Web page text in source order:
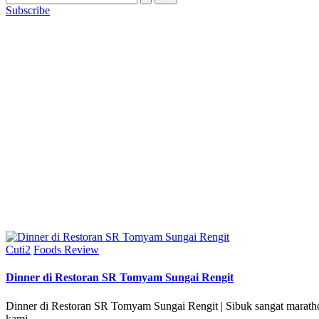
Subscribe
Posted
Cuti2 Foods Review
Dinner di Restoran SR Tomyam Sungai Rengit
Dinner di Restoran SR Tomyam Sungai Rengit | Sibuk sangat